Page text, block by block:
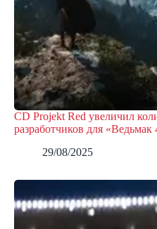
CD Projekt Red увеличил
разработчиков для
29/08/2025